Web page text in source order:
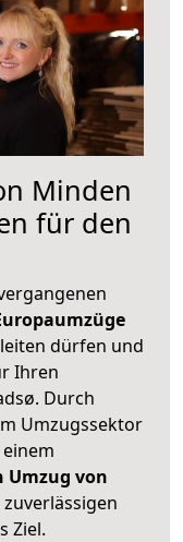
Minden
für den
dürfen und
Ihren
Durch
Umzugssektor
Umzug von
Ziel.